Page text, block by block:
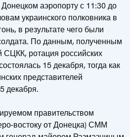
аэропорту с 11:30 до
украинского полковника в
в результате чего были
По данным, полученным
СЦКК, ротация российских
15 декабря, тогда как
представителей
декабря.
правительством
востоку от Донецка) СММ